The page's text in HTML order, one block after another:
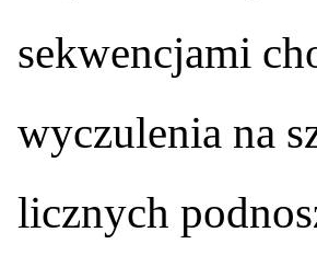
sekwencjami
wyczulenia na
licznych